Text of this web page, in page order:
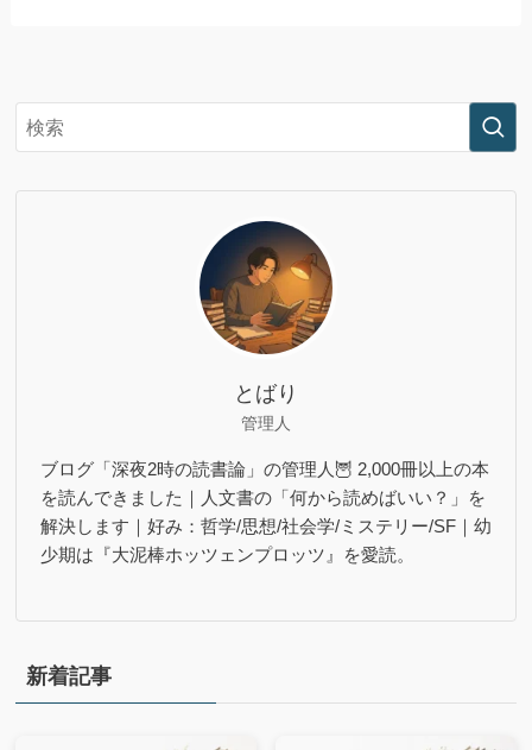
とばり
管理人
ブログ「深夜2時の読書論」の管理人🦉 2,000冊以上の本
を読んできました｜人文書の「何から読めばいい？」を
解決します｜好み：哲学/思想/社会学/ミステリー/SF｜幼
少期は『大泥棒ホッツェンプロッツ』を愛読。
新着記事